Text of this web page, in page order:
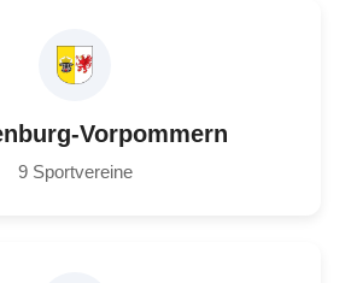
Vorpommern
9 Sportvereine